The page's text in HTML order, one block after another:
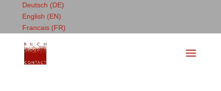
Deutsch (DE)
English (EN)
Francais (FR)